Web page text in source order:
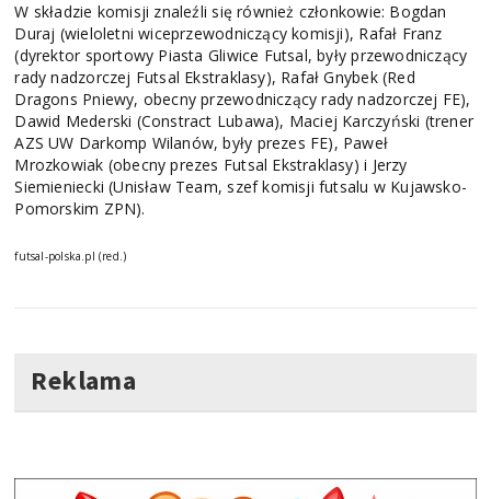
W składzie komisji znaleźli się również członkowie: Bogdan
Duraj (wieloletni wiceprzewodniczący komisji), Rafał Franz
(dyrektor sportowy Piasta Gliwice Futsal, były przewodniczący
rady nadzorczej Futsal Ekstraklasy), Rafał Gnybek (Red
Dragons Pniewy, obecny przewodniczący rady nadzorczej FE),
Dawid Mederski (Constract Lubawa), Maciej Karczyński (trener
AZS UW Darkomp Wilanów, były prezes FE), Paweł
Mrozkowiak (obecny prezes Futsal Ekstraklasy) i Jerzy
Siemieniecki (Unisław Team, szef komisji futsalu w Kujawsko-
Pomorskim ZPN).
futsal-polska.pl (red.)
Reklama